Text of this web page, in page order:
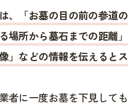
、「お墓の目の前の参道の
場所から墓石までの距離」
」などの情報を伝えるとス
者に一度お墓を下見しても